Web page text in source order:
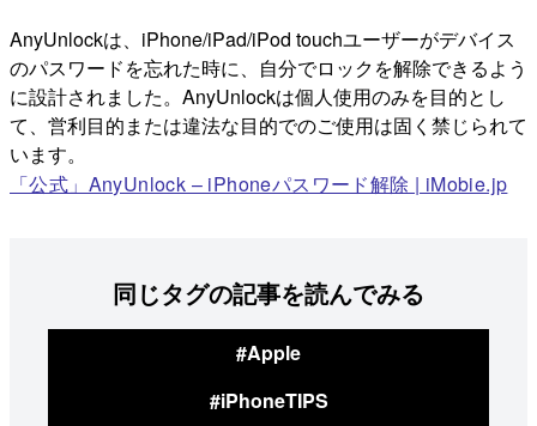
AnyUnlockは、iPhone/iPad/iPod touchユーザーがデバイス
のパスワードを忘れた時に、自分でロックを解除できるよう
に設計されました。AnyUnlockは個人使用のみを目的とし
て、営利目的または違法な目的でのご使用は固く禁じられて
います。
「公式」AnyUnlock – iPhoneパスワード解除 | iMobie.jp
同じタグの記事を読んでみる
#Apple
#iPhoneTIPS